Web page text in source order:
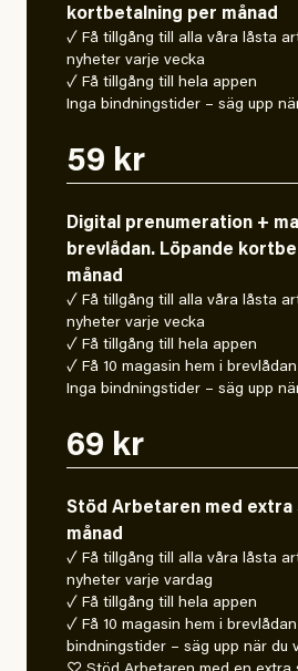
kortbetalning per månad
✓ Få tillgång till alla våra låsta
nyheter varje vecka
✓ Få tillgång till hela appen
Inga bindningstider – säg upp
59 kr
Digital prenumeration +
brevlådan. Löpande
månad
✓ Få tillgång till alla våra låsta
nyheter varje vecka
✓ Få tillgång till hela appen
✓ Få 10 magasin hem i
Inga bindningstider – säg upp
69 kr
Stöd Arbetaren med extra
månad
✓ Få tillgång till alla våra låsta
nyheter varje vardag
✓ Få tillgång till hela appen
✓ Få 10 magasin hem i
bindningstider – säg upp när du